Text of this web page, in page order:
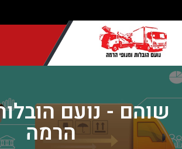
שוהם - נועם
הרמה